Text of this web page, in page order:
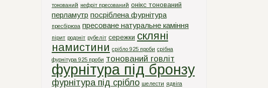
тонований нефріт пресований онікс тонований
перламутр посріблена фурнітура
пресбірюза пресоване натуральне каміння
пірит родоніт рубеліт сережки скляні
намистини срiбло 925 проби срiбна
фурнiтура 925 проби тонований говліт
фурнітура під бронзу
фурнітура під срібло шелести ядвіга